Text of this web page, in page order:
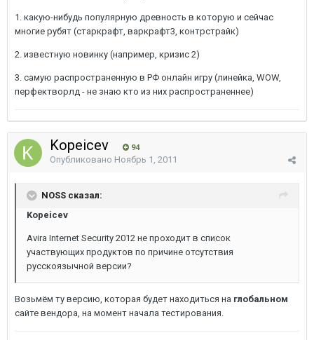
1. какую-нибудь популярную древность в которую и сейчас
многие рубят (старкрафт, варкрафт3, контрстрайк)
2. известную новинку (например, кризис 2)
3. самую распространенную в РФ онлайн игру (линейка, WOW,
перфектворлд - не знаю кто из них распространеннее)
Kopeicev 94
Опубликовано Ноябрь 1, 2011
NOSS сказал:
Kopeicev
Avira Internet Security 2012 не проходит в список
участвующих продуктов по причине отсутствия
русскоязычной версии?
Возьмём ту версию, которая будет находиться на глобальном
сайте вендора, на момент начала тестирования.